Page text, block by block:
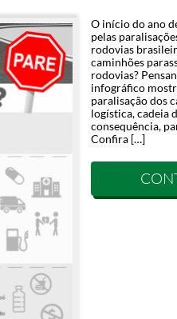
O início do ano
pelas
rodovias
caminhões
rodovias?
infográfico
paralisação dos
logística, cadeia
consequência,
Confira […]